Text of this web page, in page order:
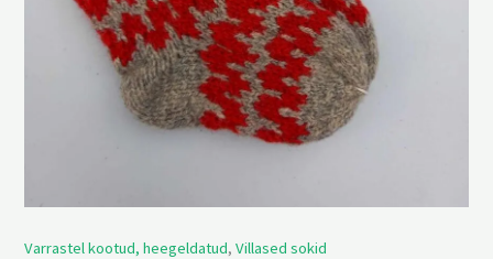
Varrastel kootud, heegeldatud,Villased sokid